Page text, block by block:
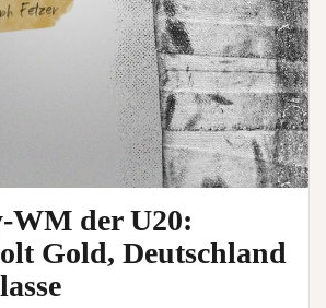
WM der U20:
Gold, Deutschland